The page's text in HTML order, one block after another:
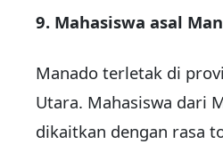
9. Mahasiswa asal
Manado terletak di
Utara. Mahasiswa dari
dikaitkan dengan rasa